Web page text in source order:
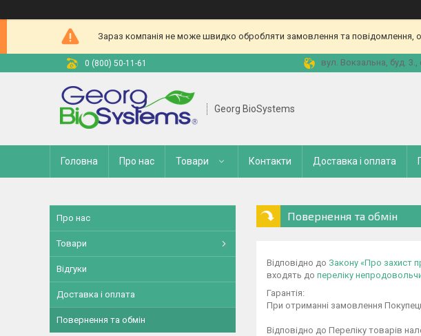
Зараз компанія не може швидко обробляти замовлення та повідомлення,
0 (800) 50-11-61 вул. Вокзальна, буд. 3.,
Georg BioSystems
Головна Про нас Товари Контакти Доставка і оплата
Повернення та обмін
Відповідно до Закону «Про захист
входять до переліку
Гарантія:
При отриманні замовлення Покупець
Відповідно до Переліку товарів
Про нас
Товари
Відгуки
Доставка і оплата
Повернення та обмін